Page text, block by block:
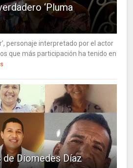
‘Pluma
personaje interpretado por el actor
que más participación ha tenido en
de Diomedes Díaz